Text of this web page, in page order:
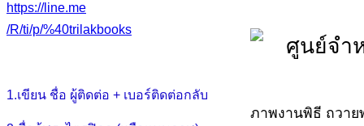
https://line.me
/R/ti/p/%40trilakbooks
1.เขียน ชื่อ ผู้ติดต่อ + เบอร์ติดต่อกลับ
ภาพงานพิธี ถวาย